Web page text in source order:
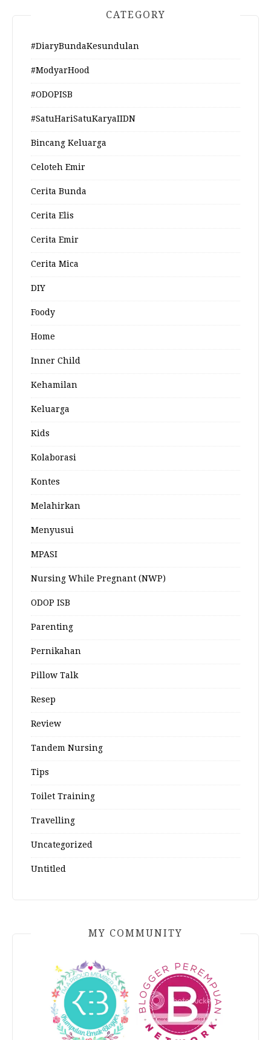
CATEGORY
#DiaryBundaKesundulan
#ModyarHood
#ODOPISB
#SatuHariSatuKaryaIIDN
Bincang Keluarga
Celoteh Emir
Cerita Bunda
Cerita Elis
Cerita Emir
Cerita Mica
DIY
Foody
Home
Inner Child
Kehamilan
Keluarga
Kids
Kolaborasi
Kontes
Melahirkan
Menyusui
MPASI
Nursing While Pregnant (NWP)
ODOP ISB
Parenting
Pernikahan
Pillow Talk
Resep
Review
Tandem Nursing
Tips
Toilet Training
Travelling
Uncategorized
Untitled
MY COMMUNITY